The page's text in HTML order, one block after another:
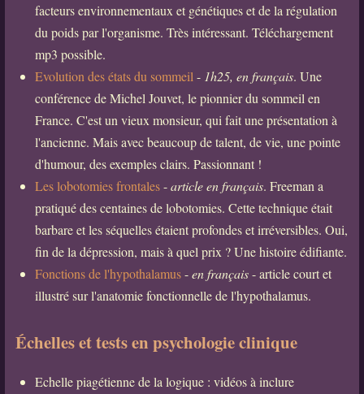
facteurs environnementaux et génétiques et de la régulation
du poids par l'organisme. Très intéressant. Téléchargement
mp3 possible.
Evolution des états du sommeil - 1h25, en français. Une
conférence de Michel Jouvet, le pionnier du sommeil en
France. C'est un vieux monsieur, qui fait une présentation à
l'ancienne. Mais avec beaucoup de talent, de vie, une pointe
d'humour, des exemples clairs. Passionnant !
Les lobotomies frontales-article en français. Freeman a
pratiqué des centaines de lobotomies. Cette technique était
barbare et les séquelles étaient profondes et irréversibles. Oui,
fin de la dépression, mais à quel prix ? Une histoire édifiante.
Fonctions de l'hypothalamus-en français- article court et
illustré sur l'anatomie fonctionnelle de l'hypothalamus.
Échelles et tests en psychologie clinique
Echelle piagétienne de la logique : vidéos à inclure